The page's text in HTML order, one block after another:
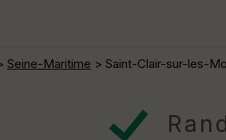
Seine-Maritime > Saint-Clair-sur-les-